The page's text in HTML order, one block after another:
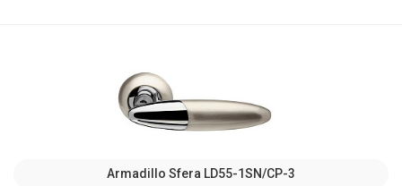
Armadillo Sfera LD55-1SN/CP-3